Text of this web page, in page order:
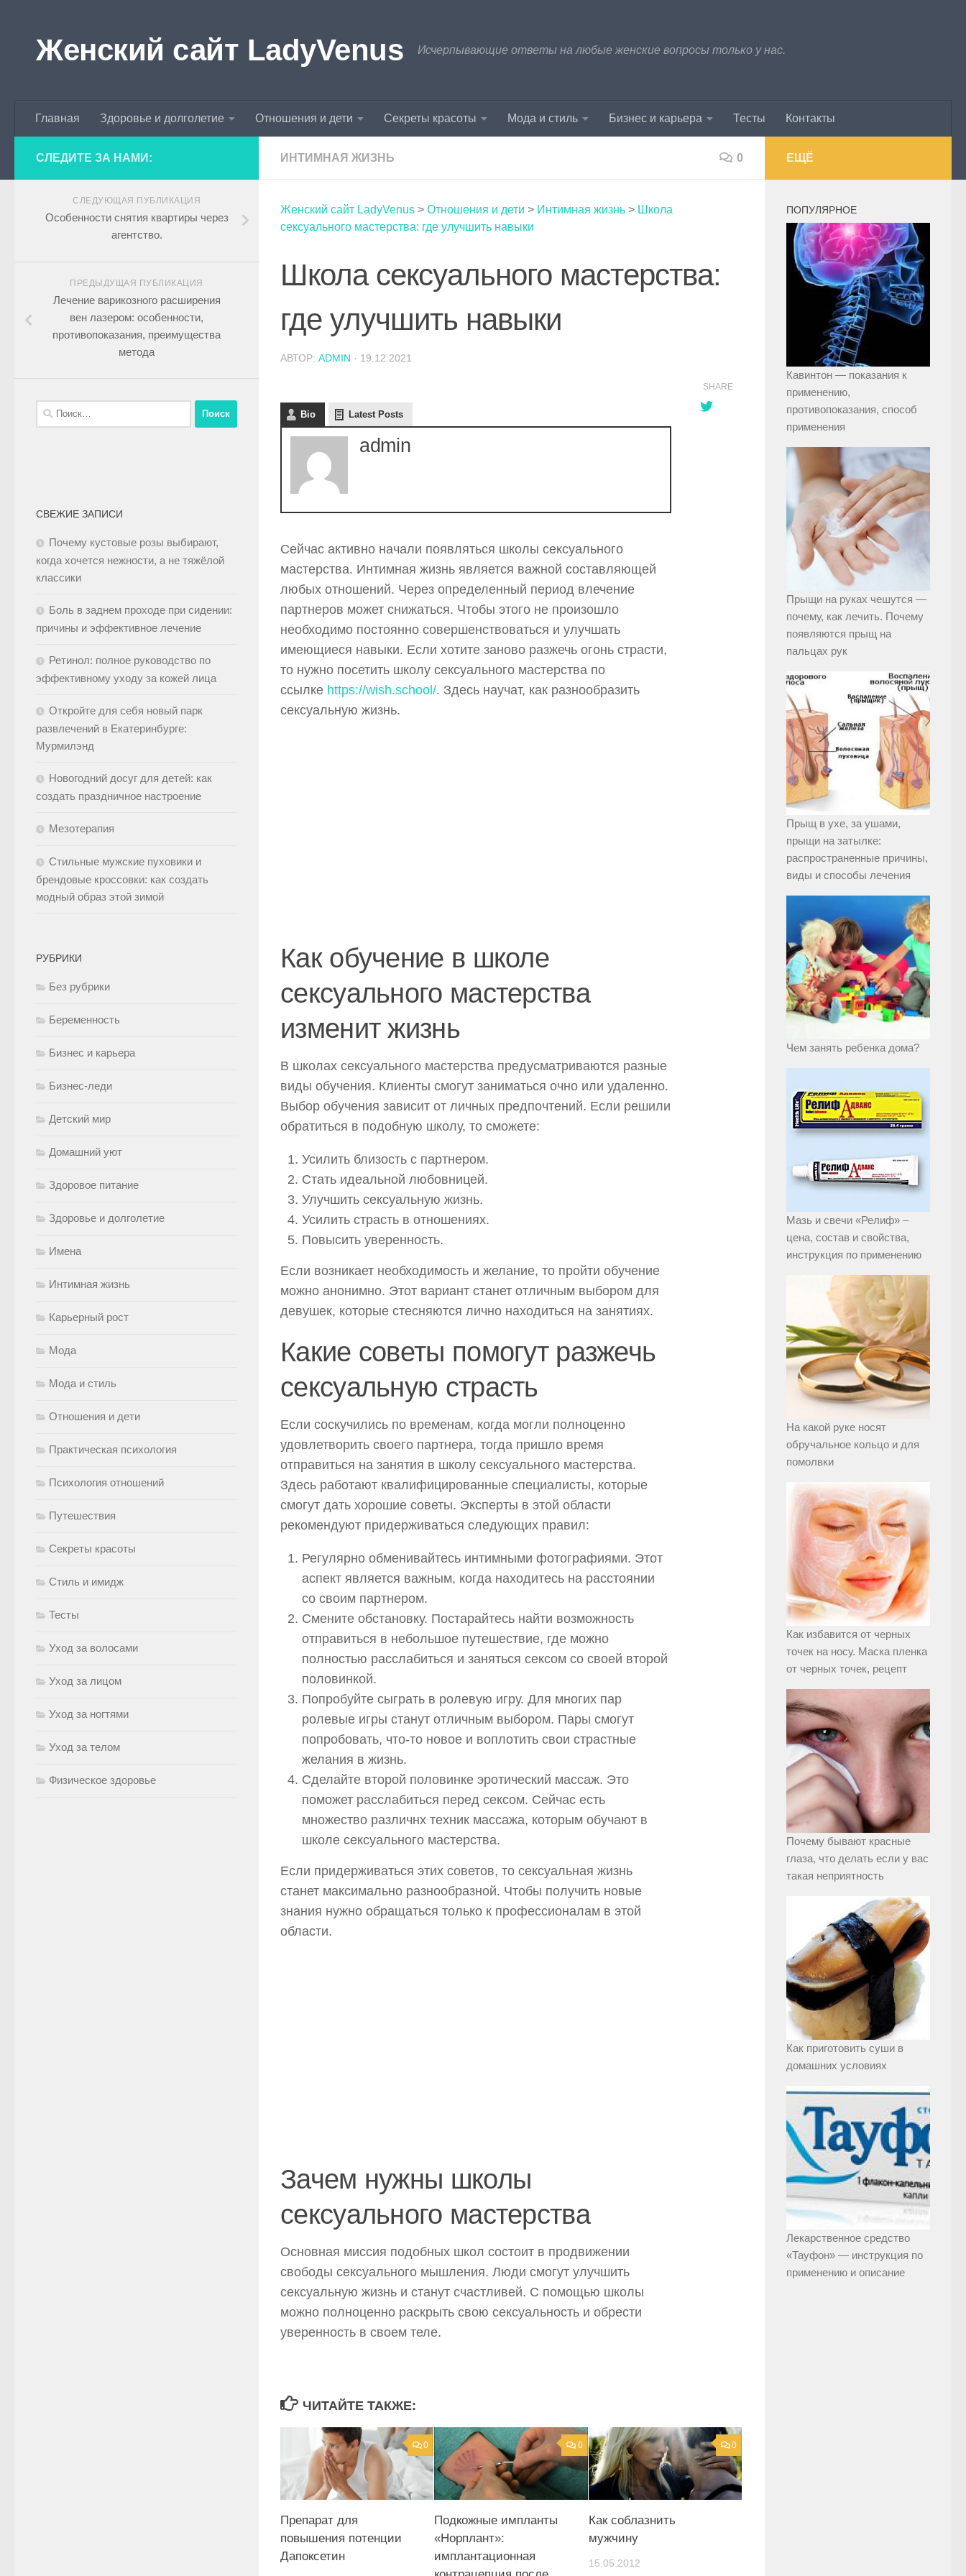
Женский сайт LadyVenus Исчерпывающие ответы на любые женские вопросы только у нас.
Главная Здоровье и долголетие Отношения и дети Секреты красоты Мода и стиль Бизнес и карьера Тесты Контакты
ИНТИМНАЯ ЖИЗНЬ 0
Женский сайт LadyVenus > Отношения и дети > Интимная жизнь > Школа
сексуального мастерства: где улучшить навыки
Школа сексуального мастерства:
где улучшить навыки
АВТОР: ADMIN · 19.12.2021
Bio Latest Posts
admin
Сейчас активно начали появляться школы сексуального
мастерства. Интимная жизнь является важной составляющей
любых отношений. Через определенный период влечение
партнеров может снижаться. Чтобы этого не произошло
необходимо постоянно совершенствоваться и улучшать
имеющиеся навыки. Если хотите заново разжечь огонь страсти,
то нужно посетить школу сексуального мастерства по
ссылке https://wish.school/. Здесь научат, как разнообразить
сексуальную жизнь.
Как обучение в школе
сексуального мастерства
изменит жизнь
В школах сексуального мастерства предусматриваются разные
виды обучения. Клиенты смогут заниматься очно или удаленно.
Выбор обучения зависит от личных предпочтений. Если решили
обратиться в подобную школу, то сможете:
Усилить близость с партнером.
Стать идеальной любовницей.
Улучшить сексуальную жизнь.
Усилить страсть в отношениях.
Повысить уверенность.
Если возникает необходимость и желание, то пройти обучение
можно анонимно. Этот вариант станет отличным выбором для
девушек, которые стесняются лично находиться на занятиях.
Какие советы помогут разжечь
сексуальную страсть
Если соскучились по временам, когда могли полноценно
удовлетворить своего партнера, тогда пришло время
отправиться на занятия в школу сексуального мастерства.
Здесь работают квалифицированные специалисты, которые
смогут дать хорошие советы. Эксперты в этой области
рекомендуют придерживаться следующих правил:
Регулярно обменивайтесь интимными фотографиями. Этот
аспект является важным, когда находитесь на расстоянии
со своим партнером.
Смените обстановку. Постарайтесь найти возможность
отправиться в небольшое путешествие, где можно
полностью расслабиться и заняться сексом со своей второй
половинкой.
Попробуйте сыграть в ролевую игру. Для многих пар
ролевые игры станут отличным выбором. Пары смогут
попробовать, что-то новое и воплотить свои страстные
желания в жизнь.
Сделайте второй половинке эротический массаж. Это
поможет расслабиться перед сексом. Сейчас есть
множество различнх техник массажа, которым обучают в
школе сексуального мастерства.
Если придерживаться этих советов, то сексуальная жизнь
станет максимально разнообразной. Чтобы получить новые
знания нужно обращаться только к профессионалам в этой
области.
Зачем нужны школы
сексуального мастерства
Основная миссия подобных школ состоит в продвижении
свободы сексуального мышления. Люди смогут улучшить
сексуальную жизнь и станут счастливей. С помощью школы
можно полноценно раскрыть свою сексуальность и обрести
уверенность в своем теле.
SHARE
ЧИТАЙТЕ ТАКЖЕ:
0
Препарат для
повышения потенции
Дапоксетин
0
Подкожные импланты
«Норплант»:
имплантационная
0
Как соблазнить
мужчину
15.05.2012
СЛЕДИТЕ ЗА НАМИ:
СЛЕДУЮЩАЯ ПУБЛИКАЦИЯ
Особенности снятия квартиры через
агентство.
ПРЕДЫДУЩАЯ ПУБЛИКАЦИЯ
Лечение варикозного расширения
вен лазером: особенности,
противопоказания, преимущества
метода
СВЕЖИЕ ЗАПИСИ
Почему кустовые розы выбирают,
когда хочется нежности, а не тяжёлой
классики
Боль в заднем проходе при сидении:
причины и эффективное лечение
Ретинол: полное руководство по
эффективному уходу за кожей лица
Откройте для себя новый парк
развлечений в Екатеринбурге:
Мурмилэнд
Новогодний досуг для детей: как
создать праздничное настроение
Мезотерапия
Стильные мужские пуховики и
брендовые кроссовки: как создать
модный образ этой зимой
РУБРИКИ
Без рубрики
Беременность
Бизнес и карьера
Бизнес-леди
Детский мир
Домашний уют
Здоровое питание
Здоровье и долголетие
Имена
Интимная жизнь
Карьерный рост
Мода
Мода и стиль
Отношения и дети
Практическая психология
Психология отношений
Путешествия
Секреты красоты
Стиль и имидж
Тесты
Уход за волосами
Уход за лицом
Уход за ногтями
Уход за телом
Физическое здоровье
ЕЩЁ
ПОПУЛЯРНОЕ
Кавинтон — показания к
применению,
противопоказания, способ
применения
Прыщи на руках чешутся —
почему, как лечить. Почему
появляются прыщ на
пальцах рук
Прыщ в ухе, за ушами,
прыщи на затылке:
распространенные причины,
виды и способы лечения
Чем занять ребенка дома?
Мазь и свечи «Релиф» –
цена, состав и свойства,
инструкция по применению
На какой руке носят
обручальное кольцо и для
помолвки
Как избавится от черных
точек на носу. Маска пленка
от черных точек, рецепт
Почему бывают красные
глаза, что делать если у вас
такая неприятность
Как приготовить суши в
домашних условиях
Лекарственное средство
«Тауфон» — инструкция по
применению и описание